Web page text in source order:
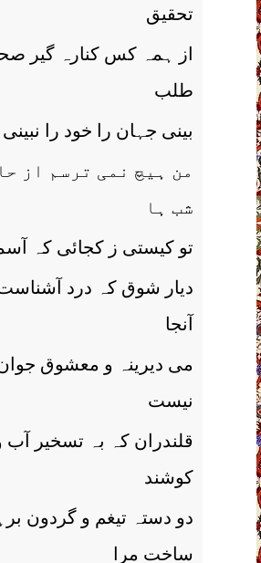
تحقیق
از ہمہ کس کنارہ گیر
طلب
بینی جہان را خود را نبینی
من ہیچ نمی ترسم از
شب ہا
تو کیستی ز کجائی کہ
دیار شوق کہ درد
آنجا
می دیرینہ و معشوق
نیست
قلندران کہ بہ تسخیر آب
کوشند
دو دستہ تیغم و گردون
ساخت مرا